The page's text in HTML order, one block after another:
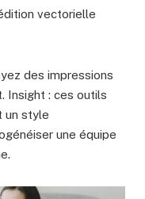
vectorielle
des impressions
Insight : ces outils
un style
une équipe